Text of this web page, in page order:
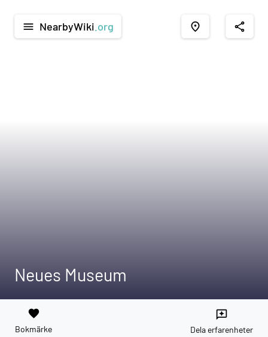
menu NearbyWiki .org place share
Neues Museum
favorite
Bokmärke
reviews
Dela erfarenheter